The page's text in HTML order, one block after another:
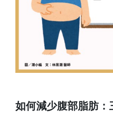
如何減少腹部脂肪